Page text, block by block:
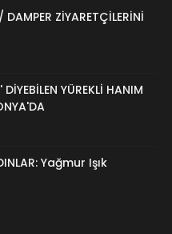
ZİYARETÇİLERİNİ
YÜREKLİ HANIM
Yağmur Işık